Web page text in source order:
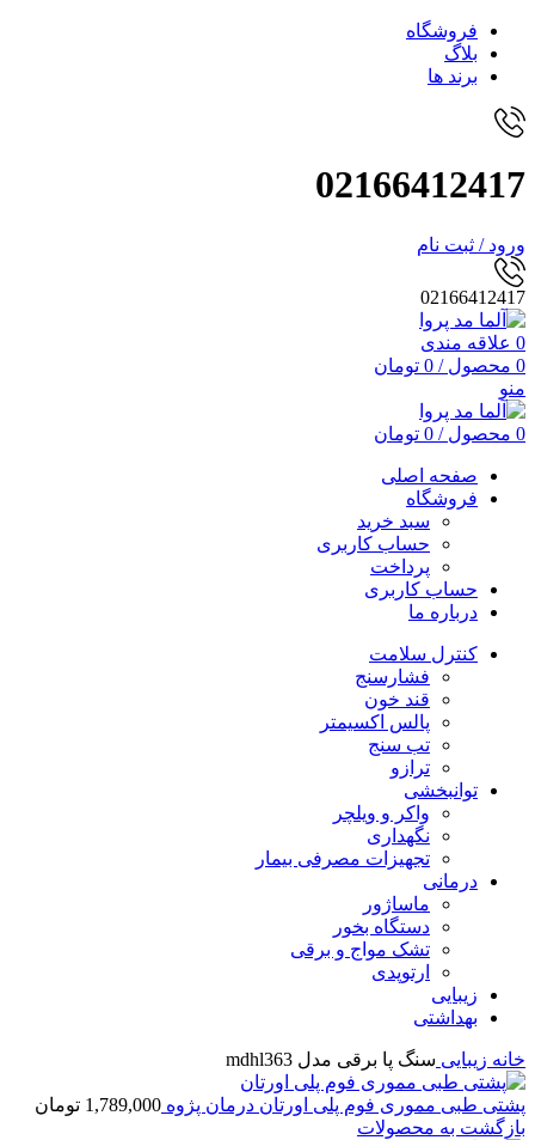
فروشگاه
بلاگ
برند ها
02166412417
ورود / ثبت نام
02166412417
0 علاقه مندی
0 محصول /
0 تومان
منو
0 محصول /
0 تومان
صفحه اصلی
فروشگاه
سبد خرید
حساب کاربری
پرداخت
حساب کاربری
درباره ما
کنترل سلامت
فشارسنج
قند خون
پالس اکسیمتر
تب سنج
ترازو
توانبخشی
واکر و ویلچر
نگهداری
تجهیزات مصرفی بیمار
درمانی
ماساژور
دستگاه بخور
تشک مواج و برقی
ارتوپدی
زیبایی
بهداشتی
خانه زیبایی سنگ پا برقی مدل mdhl363
پشتی طبی مموری فوم پلی اورتان درمان پژوه 1,789,000 تومان
بازگشت به محصولات